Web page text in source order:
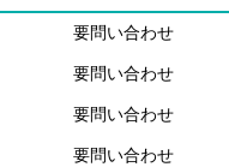
要問い合わせ
要問い合わせ
要問い合わせ
要問い合わせ